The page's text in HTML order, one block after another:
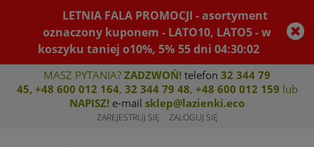
LETNIA FALA PROMOCJI - asortyment
oznaczony kuponem - LATO10, LATO5 - w
koszyku taniej o10%, 5% 55dni04:30:02
MASZ PYTANIA? ZADZWOŃ! telefon 32 344 79
45, +48 600 012 164, 32 344 79 48, +48 600 012 159 lub
NAPISZ! e-mail sklep@lazienki.eco
ZAREJESTRUJ SIĘ ZALOGUJ SIĘ